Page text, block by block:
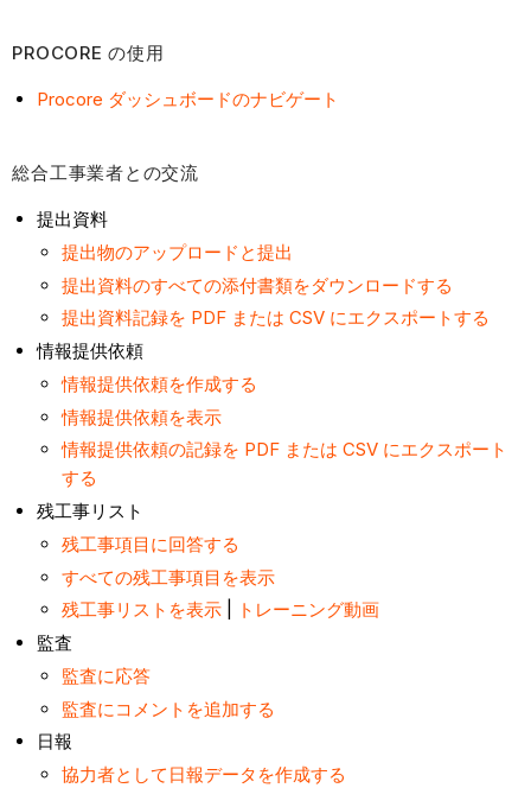
Procore
の
総
工
事
者
と
の
交
流
ロ
ジ
ク
ト
書
へ
ア
PROCORE の使用
Procore ダッシュボードのナビゲート
総合工事業者との交流
提出資料
提出物のアップロードと提出
提出資料のすべての添付書類をダウンロードする
提出資料記録を PDF または CSV にエクスポートする
情報提供依頼
情報提供依頼を作成する
情報提供依頼を表示
情報提供依頼の記録を PDF または CSV にエクスポート
する
残工事リスト
残工事項目に回答する
すべての残工事項目を表示
残工事リストを表示
トレーニング動画
監査
監査に応答
監査にコメントを追加する
日報
協力者として日報データを作成する